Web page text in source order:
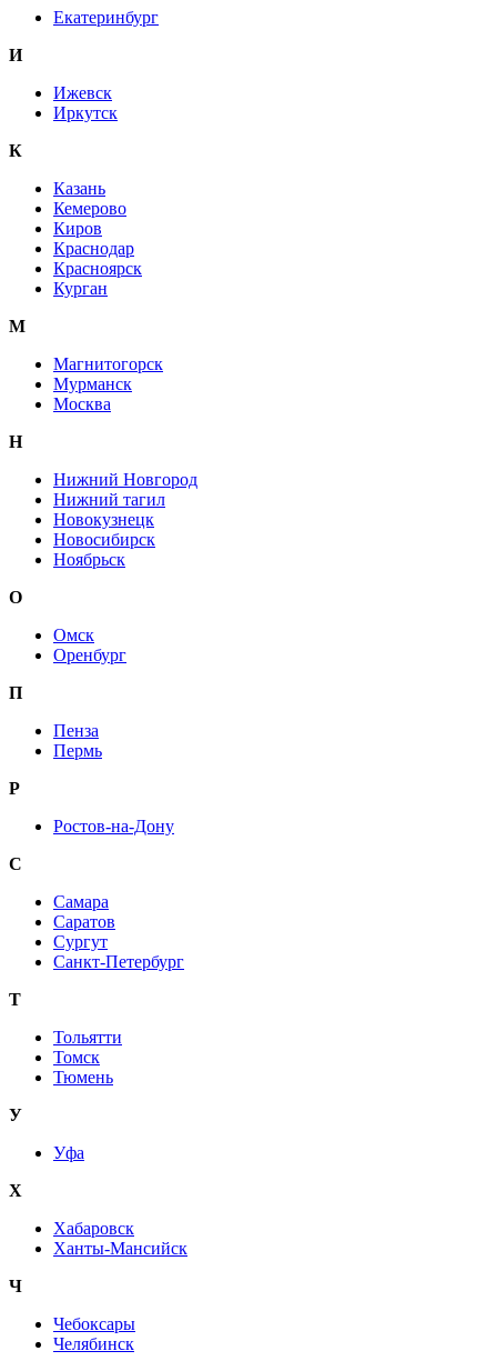
Екатеринбург
И
Ижевск
Иркутск
К
Казань
Кемерово
Киров
Краснодар
Красноярск
Курган
М
Магнитогорск
Мурманск
Москва
Н
Нижний Новгород
Нижний тагил
Новокузнецк
Новосибирск
Ноябрьск
О
Омск
Оренбург
П
Пенза
Пермь
Р
Ростов-на-Дону
С
Самара
Саратов
Сургут
Санкт-Петербург
Т
Тольятти
Томск
Тюмень
У
Уфа
Х
Хабаровск
Ханты-Мансийск
Ч
Чебоксары
Челябинск